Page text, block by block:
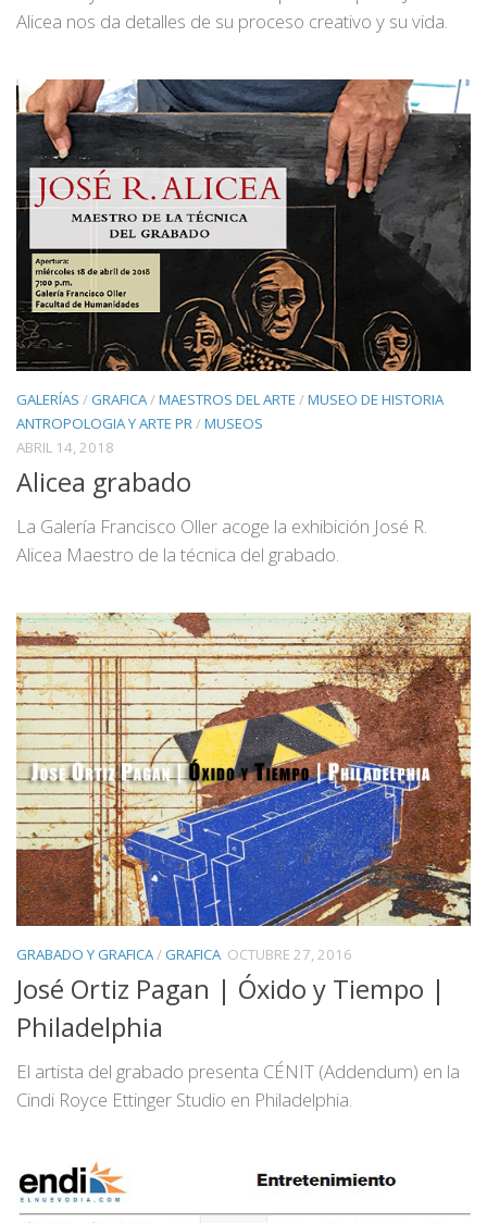
Alicea nos da detalles de su proceso creativo y su vida.
GALERÍAS / GRAFICA/MAESTROS DEL ARTE /MUSEO DE HISTORIA
ANTROPOLOGIA Y ARTE PR/MUSEOS
ABRIL 14, 2018
Alicea grabado
La Galería Francisco Oller acoge la exhibición José R.
Alicea Maestro de la técnica del grabado.
GRABADO Y GRAFICA/ GRAFICA OCTUBRE 27, 2016
José Ortiz Pagan | Óxido y Tiempo |
Philadelphia
El artista del grabado presenta CÉNIT (Addendum) en la
Cindi Royce Ettinger Studio en Philadelphia.